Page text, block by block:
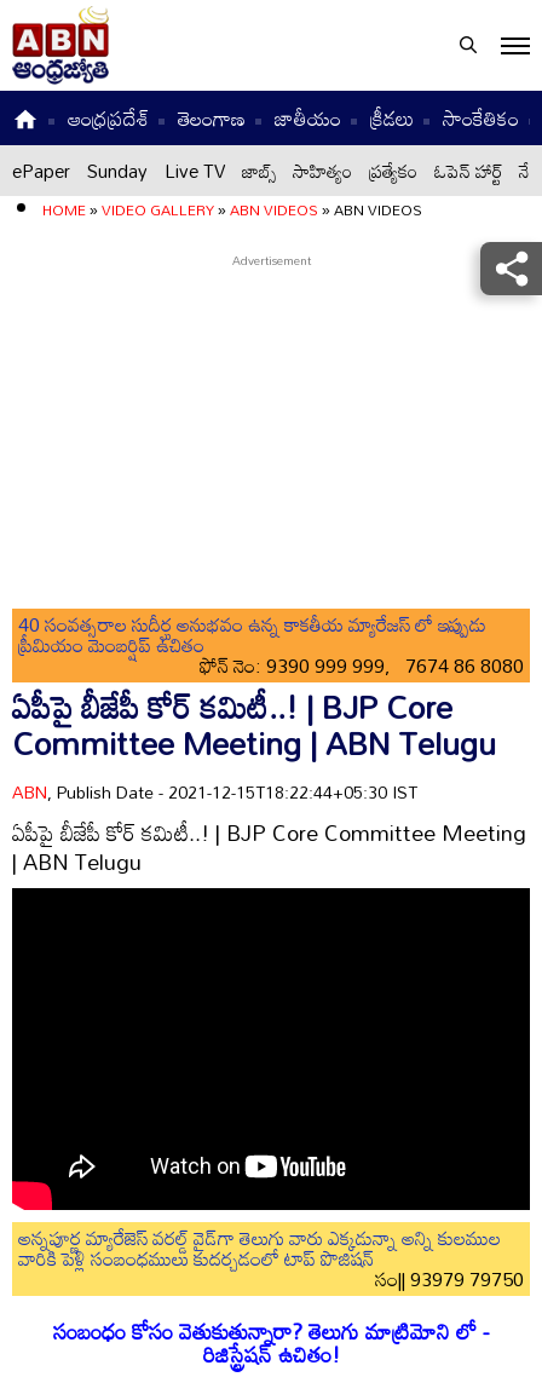
ఆంధ్రప్రదేశ్ తెలంగాణ జాతీయం క్రీడలు సాంకేతికం
ePaper Sunday Live TV జాబ్స్ సాహిత్యం ప్రత్యేకం ఓపెన్ హార్ట్
HOME»VIDEO GALLERY»ABN VIDEOS»ABN VIDEOS
40 సంవత్సరాల సుదీర్ఘ అనుభవం ఉన్న కాకతీయ మ్యారేజస్ లో ఇప్పుడు
ప్రీమియం మెంబర్షిప్ ఉచితం
ఫోన్ నెం: 9390 999 999, 7674 86 8080
ఏపీపై బీజేపీ కోర్ కమిటీ..! | BJP Core
Committee Meeting | ABN Telugu
ABN, Publish Date - 2021-12-15T18:22:44+05:30 IST
ఏపీపై బీజేపీ కోర్ కమిటీ..! | BJP Core Committee Meeting
| ABN Telugu
అన్నపూర్ణ మ్యారేజెస్ వరల్డ్ వైడ్‌గా తెలుగు వారు ఎక్కడున్నా అన్ని కులముల
వారికి పెళ్లి సంబంధములు కుదర్చడంలో టాప్ పొజిషన్
సం|| 93979 79750
సంబంధం కోసం వెతుకుతున్నారా? తెలుగు మాట్రిమోని లో -
రిజిస్ట్రేషన్ ఉచితం!